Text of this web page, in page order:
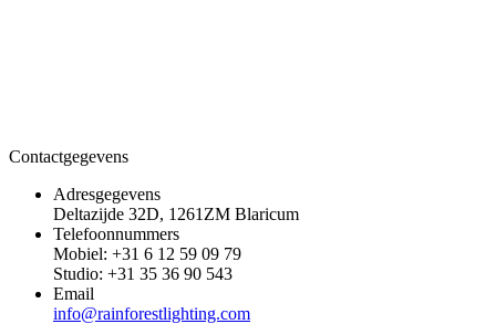
Contactgegevens
Adresgegevens
Deltazijde 32D, 1261ZM Blaricum
Telefoonnummers
Mobiel: +31 6 12 59 09 79
Studio: +31 35 36 90 543
Email
info@rainforestlighting.com